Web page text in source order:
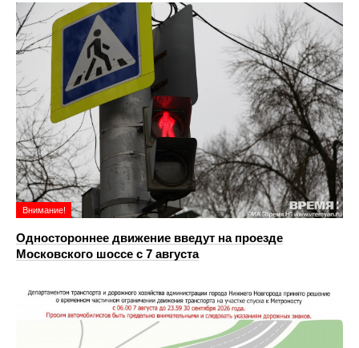
Внимание!
Одностороннее движение введут на проезде
Московского шоссе с 7 августа